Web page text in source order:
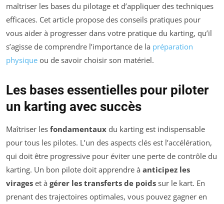
maîtriser les bases du pilotage et d’appliquer des techniques
efficaces. Cet article propose des conseils pratiques pour
vous aider à progresser dans votre pratique du karting, qu’il
s’agisse de comprendre l’importance de la préparation
physique ou de savoir choisir son matériel.
Les bases essentielles pour piloter
un karting avec succès
Maîtriser les fondamentaux du karting est indispensable
pour tous les pilotes. L’un des aspects clés est l’accélération,
qui doit être progressive pour éviter une perte de contrôle du
karting. Un bon pilote doit apprendre à anticipez les
virages et à gérer les transferts de poids sur le kart. En
prenant des trajectoires optimales, vous pouvez gagner en